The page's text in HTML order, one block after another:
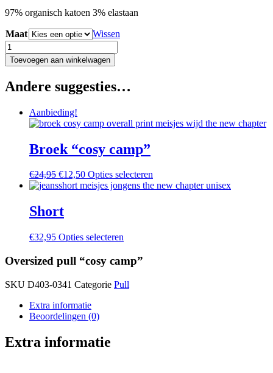
97% organisch katoen 3% elastaan
Maat
Wissen
Oversized
pull
"cosy
aantal
Toevoegen aan winkelwagen
Andere suggesties…
Aanbieding!
Broek “cosy camp”
€24,95 Oorspronkelijke
prijs
€24,95.
€12,50Huidige
prijs
Opties selecteren
product
Short
€32,95 Opties selecteren
heeft
meerdere
variaties.
Deze
Oversized pull “cosy camp”
SKU D403-0341 Categorie Pull
Extra informatie
Beoordelingen (0)
Extra informatie